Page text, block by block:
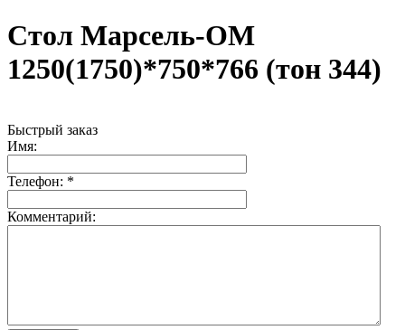
Стол Марсель-ОМ
1250(1750)*750*766 (тон 344)
Быстрый заказ
Имя:
Телефон: *
Комментарий: